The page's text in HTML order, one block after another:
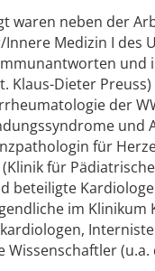
waren neben der
Innere Medizin I des
und
Klaus-Dieter
der
und
für
für
beteiligte
im
Wissenschaftler